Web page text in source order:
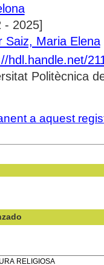
- 2025]
Saiz, Maria Elena
hdl.handle.net/
Politècnica
a aquest